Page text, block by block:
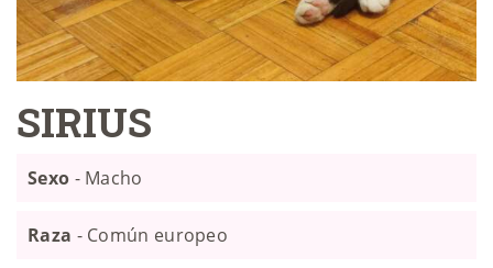
SIRIUS
Sexo - Macho
Raza - Común europeo